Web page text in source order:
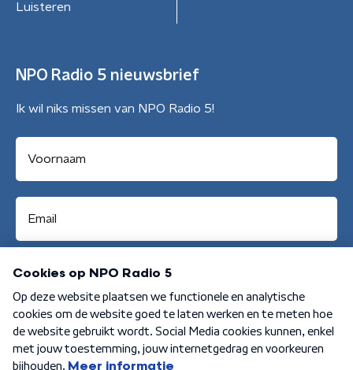
Luisteren
NPO Radio 5 nieuwsbrief
Ik wil niks missen van NPO Radio 5!
Aanmelden
Algemene voorwaarden